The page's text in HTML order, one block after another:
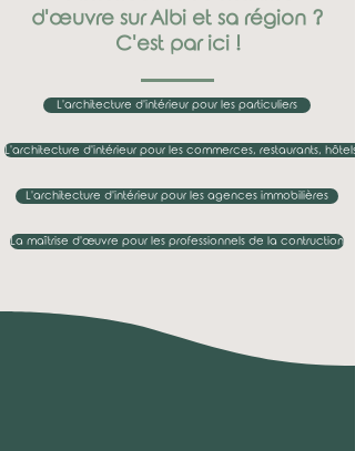
d'œuvre sur Albi et sa région ?
C'est par ici !
L'architecture d'intérieur pour les particuliers
L'architecture d'intérieur pour les commerces, restaurants,
L'architecture d'intérieur pour les agences immobilières
La maîtrise d'œuvre pour les professionnels de la contruction